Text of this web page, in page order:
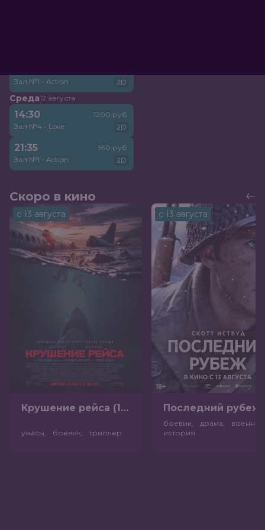
Зал №1 - Action
2D
Среда12 августа
14:30
Зал №4 - Love
1200 руб.
2D
21:35
Зал №1 - Action
550 руб.
2D
Скоро в кино
с 13 августа
Крушение рейса (18+)
ужасы, боевик, триллер
с 13 августа
боевик, драма,
история